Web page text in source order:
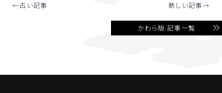
←古い記事 新しい記事→
かわら版 記事一覧